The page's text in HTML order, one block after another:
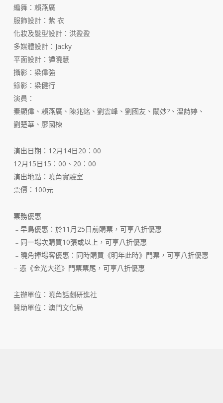
編舞：賴燕廣
服飾設計：紫 衣
化妝及髮型設計：洪盈盈
多媒體設計：Jacky
平面設計：譚曉慧
攝影：梁偉強
錄影：梁健行
演員：
秦顯偉、賴燕廣、陳兆銘、劉雲峰、劉國友、關妙?、溫詩婷、
劉楚華、廖國楝
演出日期：12月14日20：00
12月15日15：00、20：00
演出地點：曉角實驗室
票價：100元
票務優惠
﹣早鳥優惠：於11月25日前購票，可享八折優惠
﹣同一場次購買10張或以上，可享八折優惠
﹣曉角捧場客優惠：同時購買《明年此時》門票，可享八折優惠
– 憑《金光大道》門票票尾，可享八折優惠
主辦單位：曉角話劇研進社
贊助單位：澳門文化局